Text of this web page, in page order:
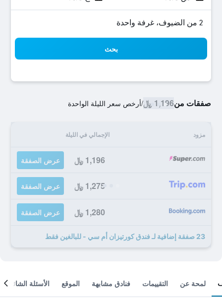
2 من الضيوف، غرفة واحدة
بحث
صفقات من1,196 ﷼ /أرخص سعر الليلة الواحدة
مزود الإجمالي في الليلة
1,196 ﷼ عرض الصفقة
1,275 ﷼ عرض الصفقة
1,280 ﷼ عرض الصفقة
23 صفقة إضافية لـ فندق كورتيزان أم سي - للبالغين فقط
لمحة عن التقييمات فنادق مشابهة الموقع الأسئلة الشائعة